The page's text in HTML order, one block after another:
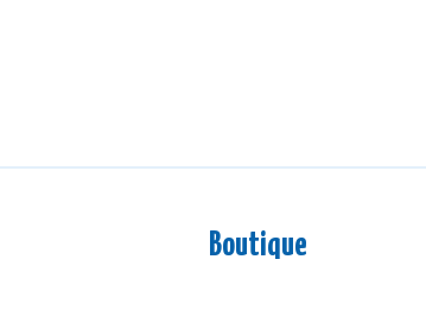
Boutique